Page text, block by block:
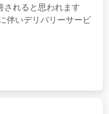
されると思われます
伴いデリバリーサービ